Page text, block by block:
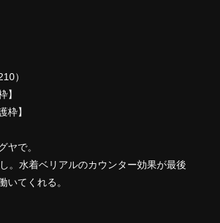
）
】
枠】
ヤで。
。水着ベリアルのカウンター効果が最後
いてくれる。